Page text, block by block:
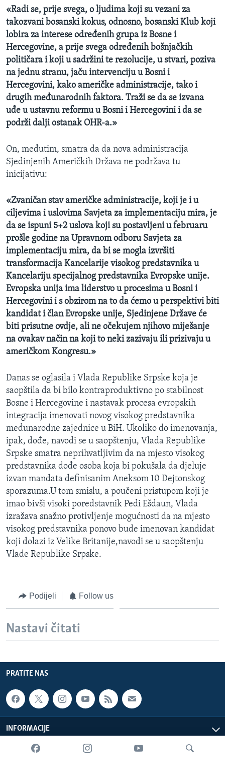
Jezici
«Radi se, prije svega, o ljudima koji su vezani za
takozvani bosanski kokus, odnosno, bosanski Klub koji
lobira za interese određenih grupa iz Bosne i
Hercegovine, a prije svega određenih bošnjačkih
političara i koji u sadržini te rezolucije, u stvari, poziva
na jednu stranu, jaču intervenciju u Bosni i
Hercegovini, kako američke administracije, tako i
drugih međunarodnih faktora. Traži se da se izvana
uđe u ustavnu reformu u Bosni i Hercegovini i da se
podrži dalji ostanak OHR-a.»
On, međutim, smatra da da nova administracija
Sjedinjenih Američkih Država ne podržava tu
inicijativu:
«Zvaničan stav američke administracije, koji je i u
ciljevima i uslovima Savjeta za implementaciju mira, je
da se ispuni 5+2 uslova koji su postavljeni u februaru
prošle godine na Upravnom odboru Savjeta za
implementaciju mira, da bi se mogla izvršiti
transformacija Kancelarije visokog predstavnika u
Kancelariju specijalnog predstavnika Evropske unije.
Evropska unija ima liderstvo u procesima u Bosni i
Hercegovini i s obzirom na to da ćemo u perspektivi biti
kandidat i član Evropske unije, Sjedinjene Države će
biti prisutne ovdje, ali ne očekujem njihovo miješanje
na ovakav način na koji to neki zazivaju ili prizivaju u
američkom Kongresu.»
Danas se oglasila i Vlada Republike Srpske koja je
saopštila da bi bilo kontraproduktivno po stabilnost
Bosne i Hercegovine i nastavak procesa evropskih
integracija imenovati novog visokog predstavnika
međunarodne zajednice u BiH. Ukoliko do imenovanja,
ipak, dođe, navodi se u saopštenju, Vlada Republike
Srpske smatra neprihvatljivim da na mjesto visokog
predstavnika dođe osoba koja bi pokušala da djeluje
izvan mandata definisanim Aneksom 10 Dejtonskog
sporazuma.U tom smislu, a poučeni pristupom koji je
imao bivši visoki poredstavnik Pedi Ešdaun, Vlada
izražava snažno protivljenje mogućnosti da na mjesto
visokog predstavnika ponovo bude imenovan kandidat
koji dolazi iz Velike Britanije,navodi se u saopštenju
Vlade Republike Srpske.
Podijeli Follow us
Nastavi čitati
PRATITE NAS
INFORMACIJE
SADRŽAJ